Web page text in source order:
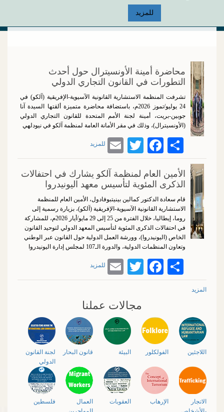
للمزيد
محاضرة أمينة الأونسيترال حول أحدث
التطورات في القانون التجاري الدولي
تشرفت المنظمة الاستشارية القانونية الآسيوية-الإفريقية (آلكو) في
24 يوليو/تموز 2026م، باستضافة محاضرة متميزة ألقتها
السيدة آنا
جوبين-بريت، أمينة لجنة الأمم المتحدة للقانون التجاري الدولي
(الأونسيترال)، وذلك في مقر الأمانة العامة لمنظمة آلكو في نيودلهي
Share
Facebook
Twitter
Email
للمزيد
الأمين العام لمنظمة آلكو يشارك في احتفالات
الذكرى المئوية لتأسيس معهد اليونيدروا
قام سعادة الدكتور كمالين بينيتبوفادول، الأمين العام للمنظمة
الاستشارية القانونية الآسيوية-الإفريقية (آلكو)، بزيارة رسمية إلى
روما، إيطاليا، خلال الفترة من 25 إلى 29 مايو/أيار 2026م، للمشاركة
في احتفالات الذكرى المئوية لتأسيس المعهد الدولي لتوحيد القانون
الخاص (اليونيدروا)، وورشة العمل الدولية حول القانون عبر الوطني
وتعاون المنظمات الدولية، والدورة الـ107 لمجلس إدارة اليونيدروا
Share
Facebook
Twitter
Email
للمزيد
المزيد
مجالات عملنا
لجنة القانون
الدولي
قانون البحار البيئة الفولكلور اللاجئين
فلسطين
العمال
العقوبات الإرهاب
الاتجار